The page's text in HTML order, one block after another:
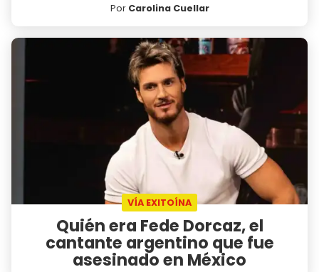
Por Carolina Cuellar
VÍA EXITOÍNA
Quién era Fede Dorcaz, el
cantante argentino que fue
asesinado en México